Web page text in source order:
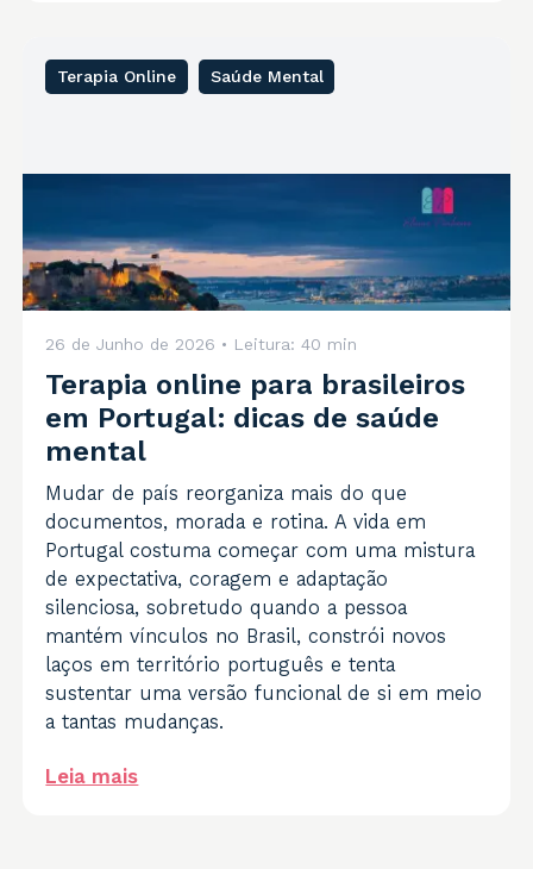
Terapia Online Saúde Mental
26 de Junho de 2026 • Leitura:40 min
Terapia online para brasileiros
em Portugal: dicas de saúde
mental
Mudar de país reorganiza mais do que
documentos, morada e rotina. A vida em
Portugal costuma começar com uma mistura
de expectativa, coragem e adaptação
silenciosa, sobretudo quando a pessoa
mantém vínculos no Brasil, constrói novos
laços em território português e tenta
sustentar uma versão funcional de si em meio
a tantas mudanças.
Leia mais